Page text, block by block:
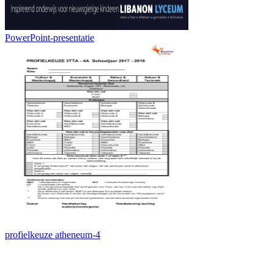
PowerPoint-presentatie
profielkeuze atheneum-4